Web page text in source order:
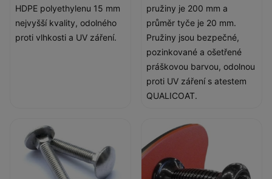
HDPE polyethylenu 15 mm
nejvyšší kvality, odolného
proti vlhkosti a UV záření.
pružiny je 200 mm a
průměr tyče je 20 mm.
Pružiny jsou bezpečné,
pozinkované a ošetřené
práškovou barvou, odolnou
proti UV záření s atestem
QUALICOAT.